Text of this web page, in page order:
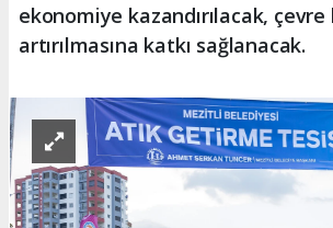
ekonomiye kazandırılacak,
artırılmasına katkı sağlanacak.